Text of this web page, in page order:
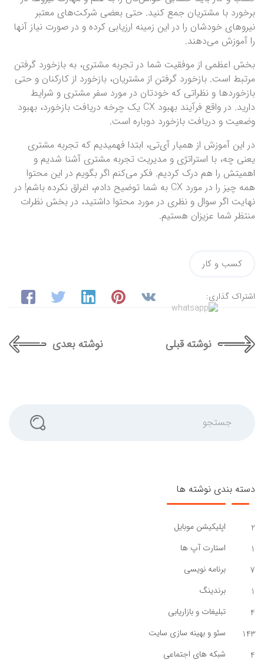
برخورد با مشتریان جمع کنید. حتی بعضی شرکت‌های معتبر
نیروهای خودشان را در این زمینه ارزیابی کرده و در صورت نیاز آنها
را آموزش می‌دهند.
بخش اعظمی از موفقیت شما در تجربه مشتری، به بازخورد گرفتن
مرتبط است. بازخورد گرفتن از مشتریان، بازخورد از کارکنان و حتی
بازخوردها و نظراتی که خودتان در مورد سفر مشتری و شرایط
دارید. در واقع فرآیند بهبود CX یک چرخه دریافت بازخورد، بهبود
وضعیت و دریافت بازخورد دوباره است.
در این آموزش از همیار آی‌تی، ابتدا فهمیدیم که تجربه مشتری
یعنی چه، با استراتژی و مدیریت تجربه مشتری آشنا شدیم و
اهمیتش را هم درک کردیم. فکر می‌کنم اگر بگویم در این محتوا
همه چیز را در مورد CX به شما توضیح دادم، اغراق نکرده باشم! در
نهایت اگر سوال و نظری در مورد محتوا داشتید، در بخش نظرات
منتظر شما عزیزان هستیم.
کسب و کار
اشتراک گذاری:
نوشته قبلی نوشته بعدی
دسته بندی نوشته ها
2
اپلیکیشن موبایل
1
استارت آپ ها
7
برنامه نویسی
1
برندینگ
4
تبلیغات و بازاریابی
143
سئو و بهینه سازی سایت
4
شبکه های اجتماعی